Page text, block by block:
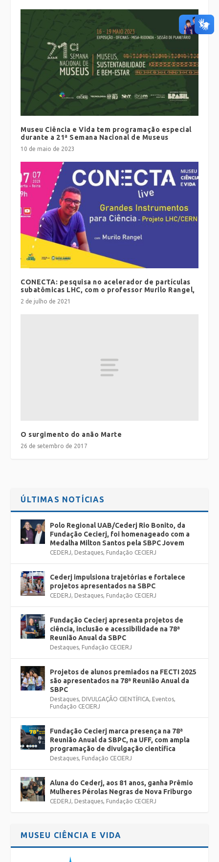
Museu Ciência e Vida tem programação especial
durante a 21ª Semana Nacional de Museus
10 de maio de 2023
CONECTA: pesquisa no acelerador de partículas
subatômicas LHC, com o professor Murilo Rangel,
2 de julho de 2021
O surgimento do anão Marte
26 de setembro de 2017
ÚLTIMAS NOTÍCIAS
Polo Regional UAB/Cederj Rio Bonito, da
Fundação Cecierj, foi homenageado com a
Medalha Milton Santos pela SBPC Jovem
CEDERJ Destaques Fundação CECIERJ
Cederj impulsiona trajetórias e fortalece
projetos apresentados na SBPC
CEDERJ Destaques Fundação CECIERJ
Fundação Cecierj apresenta projetos de
ciência, inclusão e acessibilidade na 78ª
Reunião Anual da SBPC
Destaques Fundação CECIERJ
Projetos de alunos premiados na FECTI 2025
são apresentados na 78ª Reunião Anual da
SBPC
Destaques DIVULGAÇÃO CIENTÍFICA Eventos
Fundação CECIERJ
Fundação Cecierj marca presença na 78ª
Reunião Anual da SBPC, na UFF, com ampla
programação de divulgação científica
Destaques Fundação CECIERJ
Aluna do Cederj, aos 81 anos, ganha Prêmio
Mulheres Pérolas Negras de Nova Friburgo
CEDERJ Destaques Fundação CECIERJ
MUSEU CIÊNCIA E VIDA